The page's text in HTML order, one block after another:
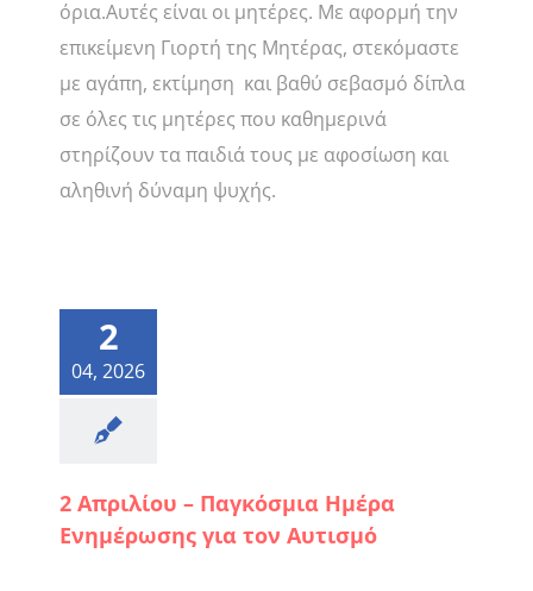
όρια.Αυτές είναι οι μητέρες. Με αφορμή την
επικείμενη Γιορτή της Μητέρας, στεκόμαστε
με αγάπη, εκτίμηση και βαθύ σεβασμό δίπλα
σε όλες τις μητέρες που καθημερινά
στηρίζουν τα παιδιά τους με αφοσίωση και
αληθινή δύναμη ψυχής.
2
04, 2026
2 Απριλίου – Παγκόσμια Ημέρα
Ενημέρωσης για τον Αυτισμό